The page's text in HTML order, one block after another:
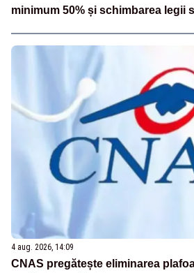
minimum 50% și schimbarea legii
4 aug. 2026, 14:09
CNAS pregătește eliminarea